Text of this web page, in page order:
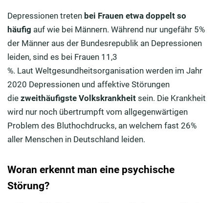
Depressionen treten bei Frauen etwa doppelt so
häufig auf wie bei Männern. Während nur ungefähr 5%
der Männer aus der Bundesrepublik an Depressionen
leiden, sind es bei Frauen 11,3
%. Laut Weltgesundheitsorganisation werden im Jahr
2020 Depressionen und affektive Störungen
die zweithäufigste Volkskrankheit sein. Die Krankheit
wird nur noch übertrumpft vom allgegenwärtigen
Problem des Bluthochdrucks, an welchem fast 26%
aller Menschen in Deutschland leiden.
Woran erkennt man eine psychische
Störung?